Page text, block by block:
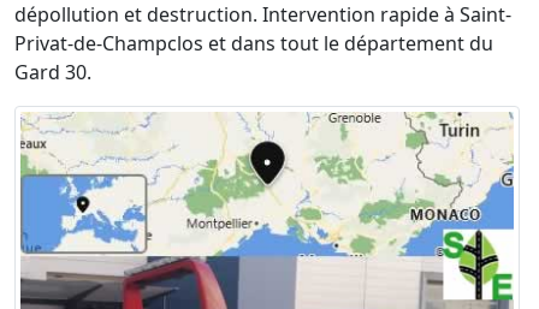
dépollution et destruction. Intervention rapide à Saint-
Privat-de-Champclos et dans tout le département du
Gard 30.